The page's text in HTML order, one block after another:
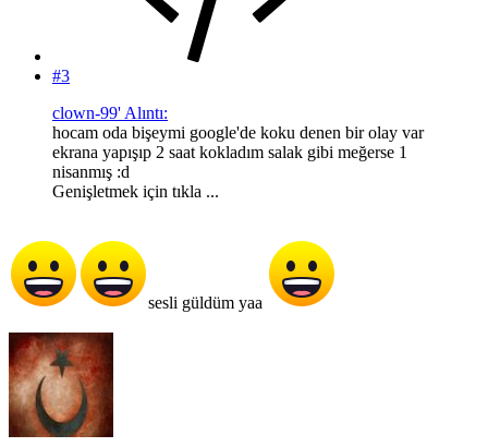
#3
clown-99' Alıntı:
hocam oda bişeymi google'de koku denen bir olay var
ekrana yapışıp 2 saat kokladım salak gibi meğerse 1
nisanmış :d
Genişletmek için tıkla ...
sesli güldüm yaa